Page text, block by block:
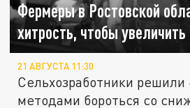
Фермеры в Ростовской
хитрость, чтобы
21 АВГУСТА 11:30
Сельхозработники решили
методами бороться со